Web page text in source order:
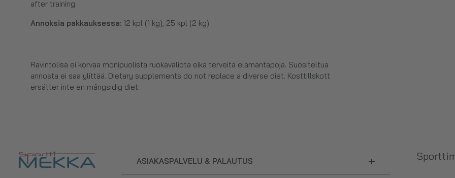
after training.
Annoksia pakkauksessa: 12 kpl (1 kg), 25 kpl (2 kg)
Ravintolisä ei korvaa monipuolista ruokavaliota eikä terveitä elämäntapoja. Suositeltua
annosta ei saa ylittää. Dietary supplements do not replace a diverse diet. Kosttillskott
ersätter inte en mångsidig diet.
ASIAKASPALVELU & PALAUTUS +